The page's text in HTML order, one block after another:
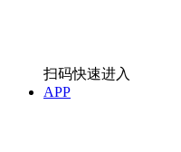
扫码快速进入
APP